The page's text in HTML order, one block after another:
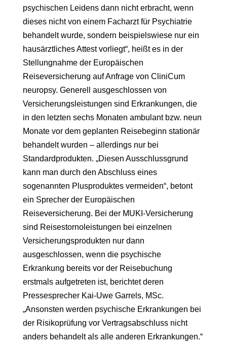
psychischen Leidens dann nicht erbracht, wenn
dieses nicht von einem Facharzt für Psychiatrie
behandelt wurde, sondern beispielswiese nur ein
hausärztliches Attest vorliegt“, heißt es in der
Stellungnahme der Europäischen
Reiseversicherung auf Anfrage von CliniCum
neuropsy. Generell ausgeschlossen von
Versicherungsleistungen sind Erkrankungen, die
in den letzten sechs Monaten ambulant bzw. neun
Monate vor dem geplanten Reisebeginn stationär
behandelt wurden – allerdings nur bei
Standardprodukten. „Diesen Ausschlussgrund
kann man durch den Abschluss eines
sogenannten Plusproduktes vermeiden“, betont
ein Sprecher der Europäischen
Reiseversicherung. Bei der MUKI-Versicherung
sind Reisestornoleistungen bei einzelnen
Versicherungsprodukten nur dann
ausgeschlossen, wenn die psychische
Erkrankung bereits vor der Reisebuchung
erstmals aufgetreten ist, berichtet deren
Pressesprecher Kai-Uwe Garrels, MSc.
„Ansonsten werden psychische Erkrankungen bei
der Risikoprüfung vor Vertragsabschluss nicht
anders behandelt als alle anderen Erkrankungen.“